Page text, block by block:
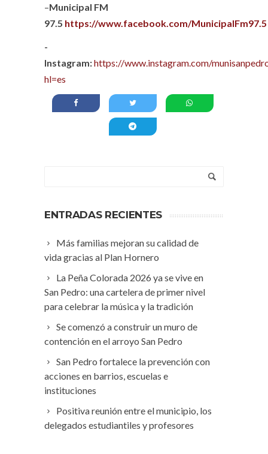
–Municipal FM
97.5 https://www.facebook.com/MunicipalFm97.5
-
Instagram:https://www.instagram.com/
hl=es
ENTRADAS RECIENTES
Más familias mejoran su calidad de
vida gracias al Plan Hornero
La Peña Colorada 2026 ya se vive en
San Pedro: una cartelera de primer nivel
para celebrar la música y la tradición
Se comenzó a construir un muro de
contención en el arroyo San Pedro
San Pedro fortalece la prevención con
acciones en barrios, escuelas e
instituciones
Positiva reunión entre el municipio, los
delegados estudiantiles y profesores